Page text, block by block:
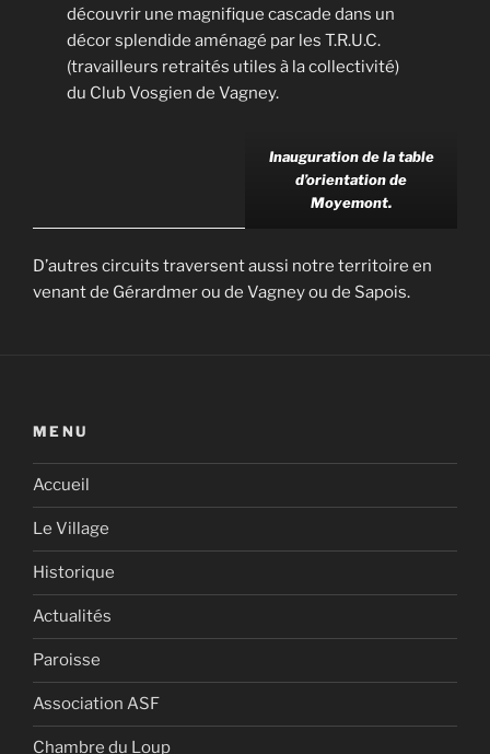
découvrir une magnifique cascade dans un
décor splendide aménagé par les T.R.U.C.
(travailleurs retraités utiles à la collectivité)
du Club Vosgien de Vagney.
Inauguration de la table
d’orientation de
Moyemont.
D’autres circuits traversent aussi notre territoire en
venant de Gérardmer ou de Vagney ou de Sapois.
MENU
Accueil
Le Village
Historique
Actualités
Paroisse
Association ASF
Chambre du Loup